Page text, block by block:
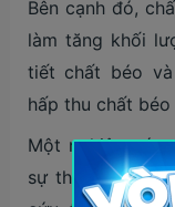
Bên cạnh đó,
làm tăng khối
tiết chất béo và
hấp thu chất béo
Một nghiên cứu
sự thực hiện